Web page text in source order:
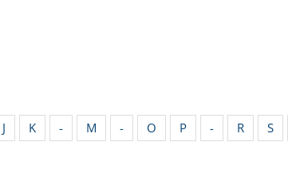
J K - M - O P - R S